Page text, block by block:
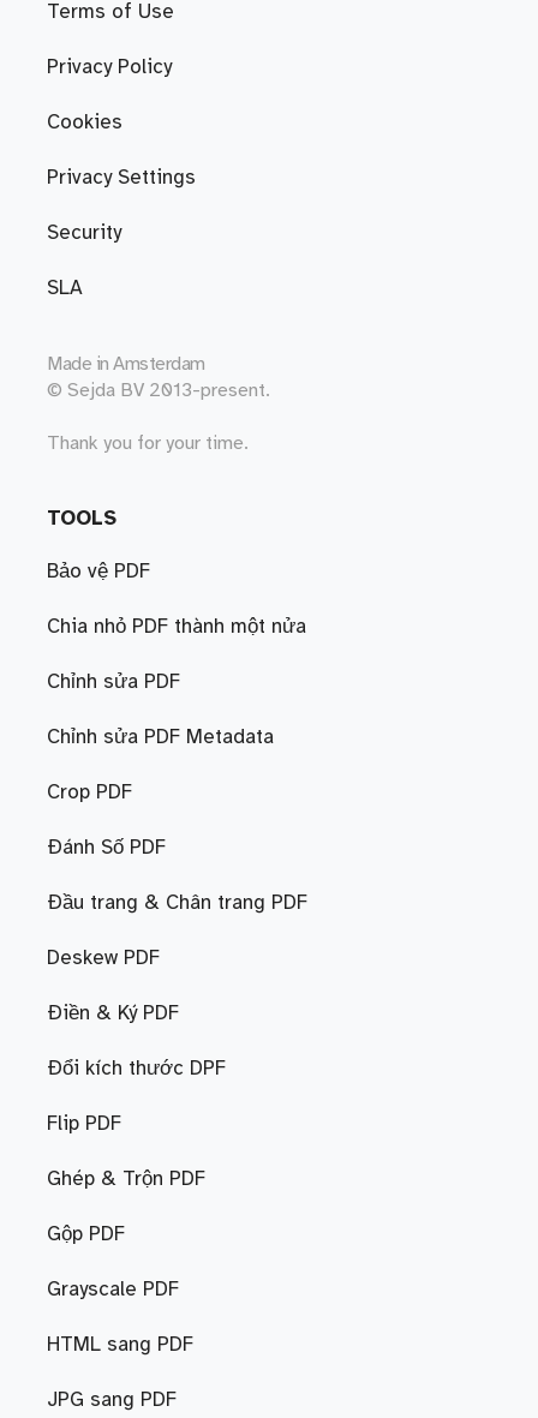
Terms of Use
Privacy Policy
Cookies
Privacy Settings
Security
SLA
Made in Amsterdam
© Sejda BV 2013-present.
Thank you for your time.
TOOLS
Bảo vệ PDF
Chia nhỏ PDF thành một nửa
Chỉnh sửa PDF
Chỉnh sửa PDF Metadata
Crop PDF
Đánh Số PDF
Đầu trang & Chân trang PDF
Deskew PDF
Điền & Ký PDF
Đổi kích thước DPF
Flip PDF
Ghép & Trộn PDF
Gộp PDF
Grayscale PDF
HTML sang PDF
JPG sang PDF